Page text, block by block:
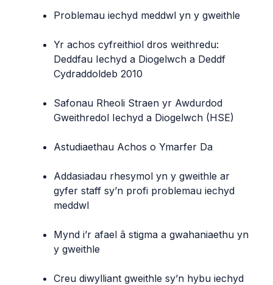
Problemau iechyd meddwl yn y gweithle
Yr achos cyfreithiol dros weithredu:
Deddfau Iechyd a Diogelwch a Deddf
Cydraddoldeb 2010
Safonau Rheoli Straen yr Awdurdod
Gweithredol Iechyd a Diogelwch (HSE)
Astudiaethau Achos o Ymarfer Da
Addasiadau rhesymol yn y gweithle ar
gyfer staff sy’n profi problemau iechyd
meddwl
Mynd i’r afael â stigma a gwahaniaethu yn
y gweithle
Creu diwylliant gweithle sy’n hybu iechyd